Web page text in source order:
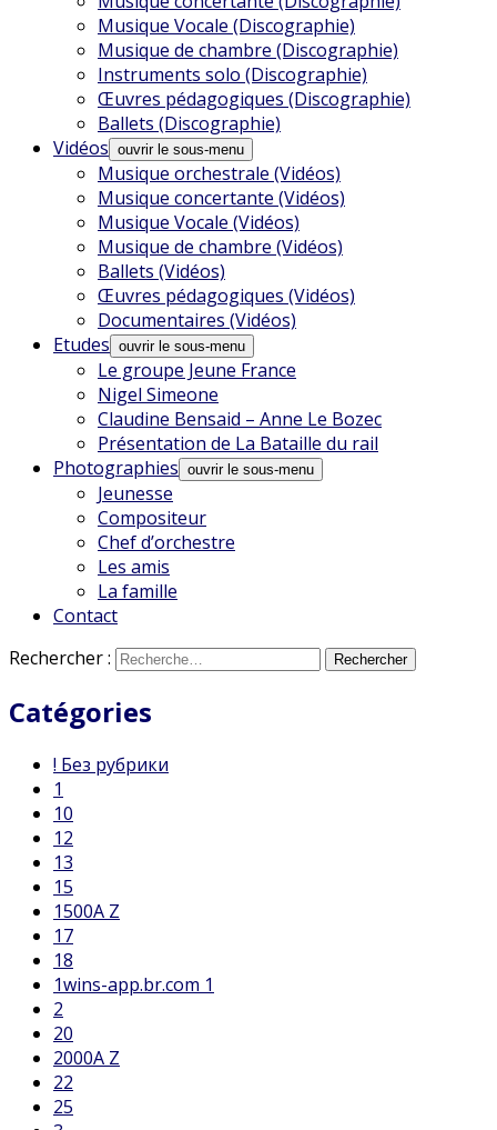
Musique Vocale (Discographie)
Musique de chambre (Discographie)
Instruments solo (Discographie)
Œuvres pédagogiques (Discographie)
Ballets (Discographie)
Vidéos ouvrir le sous-menu
Musique orchestrale (Vidéos)
Musique concertante (Vidéos)
Musique Vocale (Vidéos)
Musique de chambre (Vidéos)
Ballets (Vidéos)
Œuvres pédagogiques (Vidéos)
Documentaires (Vidéos)
Etudes ouvrir le sous-menu
Le groupe Jeune France
Nigel Simeone
Claudine Bensaid – Anne Le Bozec
Présentation de La Bataille du rail
Photographies ouvrir le sous-menu
Jeunesse
Compositeur
Chef d’orchestre
Les amis
La famille
Contact
Rechercher :
Catégories
! Без рубрики
1
10
12
13
15
1500A Z
17
18
1wins-app.br.com 1
2
20
2000A Z
22
25